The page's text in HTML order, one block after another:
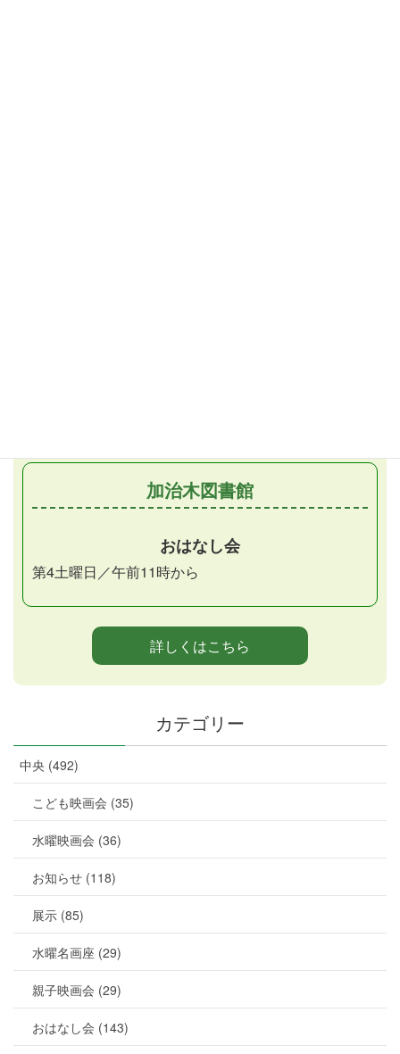
加治木図書館
おはなし会
第4土曜日／午前11時から
詳しくはこちら
カテゴリー
中央 (492)
こども映画会 (35)
水曜映画会 (36)
お知らせ (118)
展示 (85)
水曜名画座 (29)
親子映画会 (29)
おはなし会 (143)